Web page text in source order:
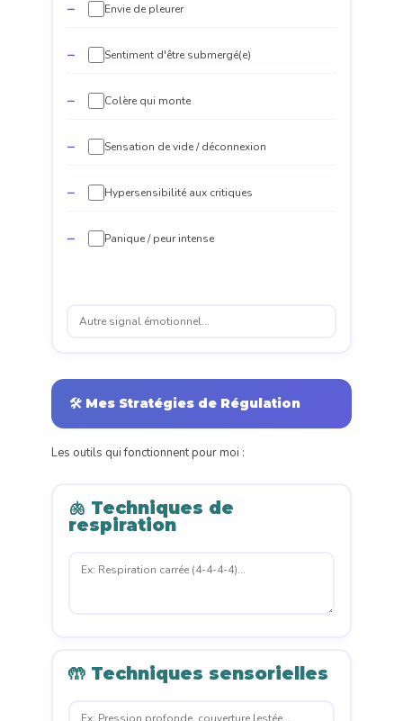
Envie de pleurer
Sentiment d'être submergé(e)
Colère qui monte
Sensation de vide / déconnexion
Hypersensibilité aux critiques
Panique / peur intense
🛠️ Mes Stratégies de Régulation
Les outils qui fonctionnent pour moi :
🫁 Techniques de
respiration
🤲 Techniques sensorielles